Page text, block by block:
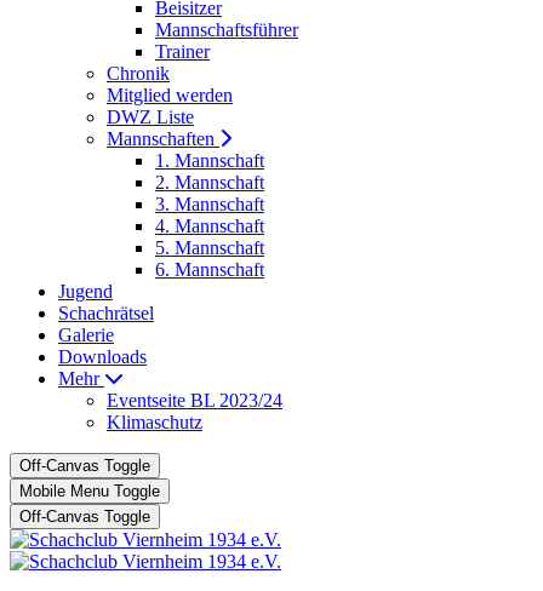
Beisitzer
Mannschaftsführer
Trainer
Chronik
Mitglied werden
DWZ Liste
Mannschaften
1. Mannschaft
2. Mannschaft
3. Mannschaft
4. Mannschaft
5. Mannschaft
6. Mannschaft
Jugend
Schachrätsel
Galerie
Downloads
Mehr
Eventseite BL 2023/24
Klimaschutz
Off-Canvas Toggle
Mobile Menu Toggle
Off-Canvas Toggle